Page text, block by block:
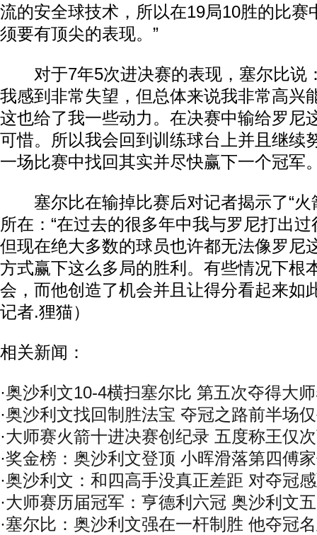
流的安全球技术，所以在19局10胜的比赛
须要有顶尖的表现。”
对于7年5次进决赛的表现，塞尔比说
我感到非常失望，但总体来说我非常高兴
这也给了我一些动力。在决赛中输给罗尼
可惜。所以我会回到训练球台上并且继续
一场比赛中找回其实并尽快赢下一个冠军
塞尔比在输掉比赛后对记者揭示了“火
所在：“在过去的很多年中我与罗尼打出
但现在绝大多数的球员也许都无法像罗尼
方式赢下这么多局的胜利。有些情况下根
会，而他创造了机会并且让得分看起来如
记者.狸猫）
相关新闻：
·奥沙利文10-4横扫塞尔比 第五次夺得大
·奥沙利文找回制胜法宝 夺冠之路前半场
·大师赛火箭十进决赛创纪录 五度称王仅
·奖金榜：奥沙利文登顶 小晖滑落第四傅
·奥沙利文：和四高手没真正差距 对夺冠
·大师赛历届冠军：亨德利六冠 奥沙利文
·塞尔比：奥沙利文强在一杆制胜 他夺冠